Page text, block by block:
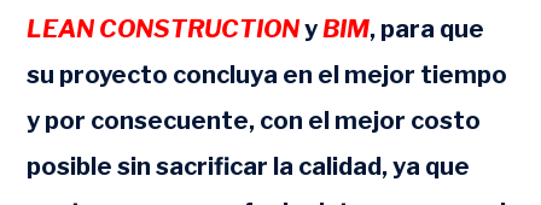
LEAN CONSTRUCTIONyBIM, para que
su proyecto concluya en el mejor tiempo
y por consecuente, con el mejor costo
posible sin sacrificar la calidad, ya que